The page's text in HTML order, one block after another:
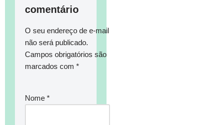
comentário
O seu endereço de e-mail
não será publicado.
Campos obrigatórios são
marcados com *
Nome *